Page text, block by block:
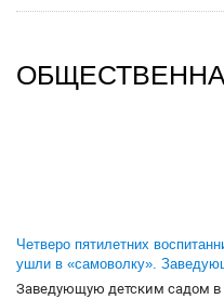
Четверо пятилетних
ушли в «самоволку».
Заведующую детским садом в